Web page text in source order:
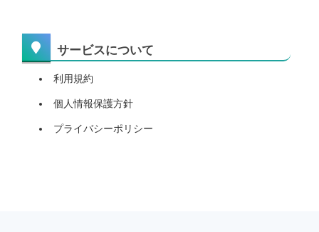
サービスについて
利用規約
個人情報保護方針
プライバシーポリシー